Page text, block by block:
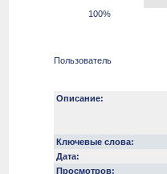
100%
Пользователь
Описание:
Ключевые слова:
Дата:
Просмотров: